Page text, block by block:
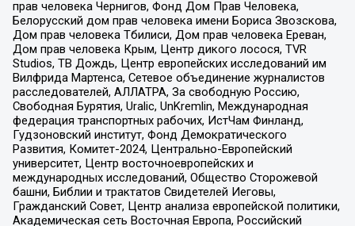
прав человека Чернигов, Фонд Дом Прав Человека,
Белорусский дом прав человека имени Бориса Звозскова,
Дом прав человека Тбилиси, Дом прав человека Ереван,
Дом прав человека Крым, Центр дикого лосося, TVR
Studios, ТВ Дождь, Центр европейских исследований им
Вилфрида Мартенса, Сетевое объединение журналистов
расследователей, АЛЛАТРА, За свободную Россию,
Свободная Бурятия, Uralic, UnKremlin, Международная
федерация транспортных рабочих, ИстЧам Финланд,
Гудзоновский институт, Фонд Демократического
Развития, Комитет-2024, Центрально-Европейский
университет, Центр восточноевропейских и
международных исследований, Общество Сторожевой
башни, Библии и трактатов Свидетелей Иеговы,
Гражданский Совет, Центр анализа европейской политики,
Академическая сеть Восточная Европа, Российский